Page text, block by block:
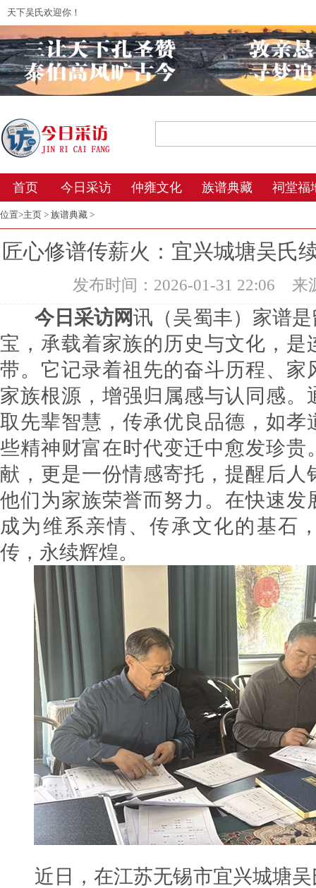
天下吴氏欢迎你！
2026年8月6日 10:37 星期四 农历丙午年(马
首页 今日采访 仲雍文化 族谱典藏 祠堂福
位置>主页 > 族谱典藏 >
匠心修谱传薪火：宜兴城塘吴氏
发布时间：2026-01-31 22:06 来
今日采访网讯（吴蜀丰）家谱
宝，承载着家族的历史与文化，是
带。它记录着祖先的奋斗历程、家
家族根源，增强归属感与认同感。
取先辈智慧，传承优良品德，如孝
些精神财富在时代变迁中愈发珍贵
献，更是一份情感寄托，提醒后人
他们为家族荣誉而努力。在快速发
成为维系亲情、传承文化的基石
传，永续辉煌。
近日，在江苏无锡市宜兴城塘吴